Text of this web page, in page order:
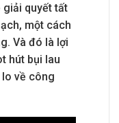
giải quyết tất
một cách
Và đó là lợi
hút bụi lau
về công